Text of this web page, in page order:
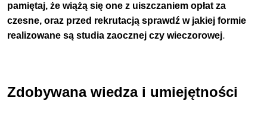
pamiętaj, że wiążą się one z uiszczaniem opłat za
czesne, oraz przed rekrutacją sprawdź w jakiej formie
realizowane są studia zaocznej czy wieczorowej.
Zdobywana wiedza i umiejętności